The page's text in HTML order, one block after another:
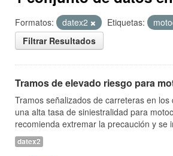
Formatos: datex2 Etiquetas:
Filtrar Resultados
Tramos de elevado riesgo para
Tramos señalizados de carreteras en
una alta tasa de siniestralidad para
recomienda extremar la precaución y se
datex2